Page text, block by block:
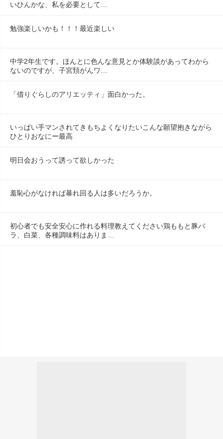
いひんかな、私を必要として…
勉強楽しいかも！！！最近楽しい
中学2年生です。ほんとに色んな意見とか体験談があってわから
ないのですが、子宮頚がんワ…
「借りぐらしのアリエッティ」面白かった。
いっぱい手マンされてきもちよくなりたいこんな願望抱きながら
ひとりおなにー最高
明日会おうって誘って欲しかった
羞恥心がなければ暴れ回る人は多いだろうか。
初心者でも安全安心に作れる料理教えてください鶏ももと豚バ
ラ、白菜、各種調味料はありま…